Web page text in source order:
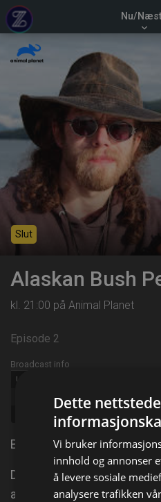
Nu/
keyboard_arrow_down
Slut
Alaskan Bush
kl. 21:00 på Animal Planet
Episode 2
Broadcast info
Udgivet:
Return to the Wild
Dokumentarer samtid,
Bli med familien Brown til
De er en familie med syv
av sivilisasjonen og er
Dette
Vi bruker
innhold og annonser
å levere sosiale
analysere trafikken